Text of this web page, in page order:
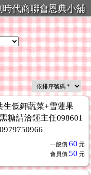
代商聯會恩典小舖
生低鉀蔬菜+雪蓮果
糖請洽鍾主任098601
一般價 60 元
會員價 50 元